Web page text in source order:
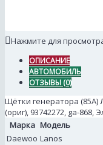
Нажмите для
ОПИСАНИЕ
АВТОМОБИЛЬ
ОТЗЫВЫ (0)
Щётки генератора (85А)
(ориг), 93742272, ga-868,
Марка Модель
Daewoo Lanos